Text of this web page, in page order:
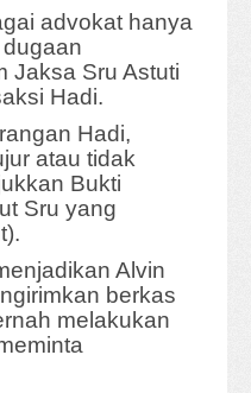
advokat hanya
Jaksa Sru Astuti
Hadi.
Hadi,
atau tidak
Bukti
Sru yang
Alvin
berkas
melakukan